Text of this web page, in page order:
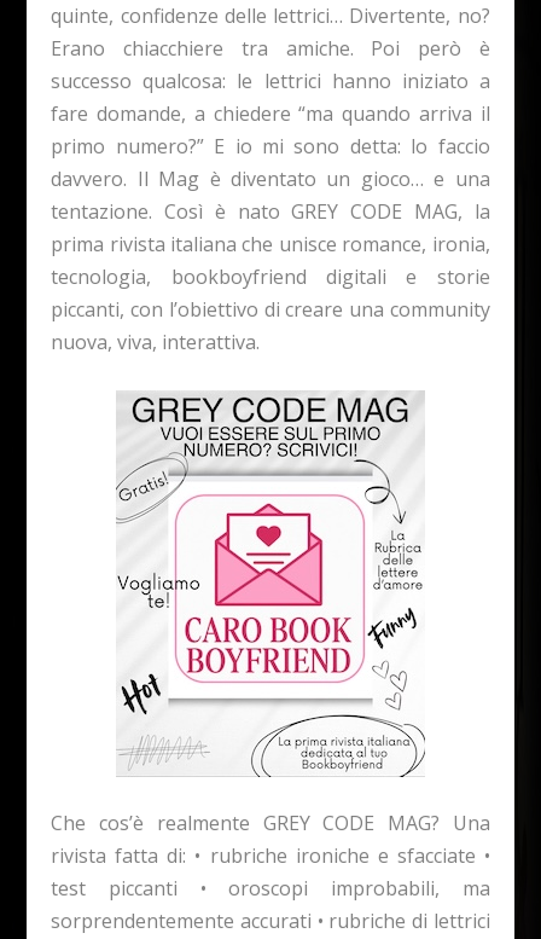
quinte, confidenze delle lettrici… Divertente, no?
Erano chiacchiere tra amiche. Poi però è
successo qualcosa: le lettrici hanno iniziato a
fare domande, a chiedere “ma quando arriva il
primo numero?” E io mi sono detta: lo faccio
davvero. Il Mag è diventato un gioco… e una
tentazione. Così è nato GREY CODE MAG, la
prima rivista italiana che unisce romance, ironia,
tecnologia, bookboyfriend digitali e storie
piccanti, con l’obiettivo di creare una community
nuova, viva, interattiva.
Che cos’è realmente GREY CODE MAG? Una
rivista fatta di: • rubriche ironiche e sfacciate •
test piccanti • oroscopi improbabili, ma
sorprendentemente accurati • rubriche di lettrici